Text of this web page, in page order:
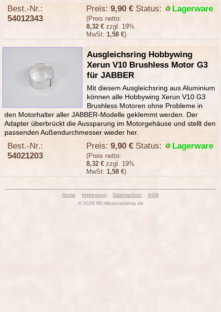
Best.-Nr.:
54012343
Status: Lagerware
Preis:9,90 €
(Preis netto:
8,32 € zzgl. 19%
MwSt:1,58 €)
Ausgleichsring Hobbywing
Xerun V10 Brushless Motor G3
für JABBER
Mit diesem Ausgleichsring aus Aluminium
können alle Hobbywing Xerun V10 G3
Brushless Motoren ohne Probleme in
den Motorhalter aller JABBER-Modelle geklemmt werden. Der
Adapter überbrückt die Aussparung im Motorgehäuse und stellt den
passenden Außendurchmesser wieder her.
Best.-Nr.:
54021203
Status: Lagerware
Preis:9,90 €
(Preis netto:
8,32 € zzgl. 19%
MwSt: 1,58 €)
Home Impressum Datenschutz
AGB
© 2026 RC-Motorradshop.de